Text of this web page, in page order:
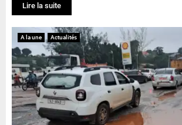
Lire la suite
A la une Actualités